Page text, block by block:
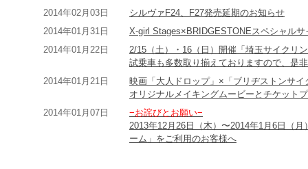
2014年02月03日
シルヴァF24、F27発売延期のお知らせ
2014年01月31日
X-girl Stages×BRIDGESTONEスペシャル
2014年01月22日
2/15（土）・16（日）開催「埼玉サイクリ
試乗車も多数取り揃えておりますので、是
2014年01月21日
映画「大人ドロップ」×「ブリヂストンサ
オリジナルメイキングムービーとチケット
2014年01月07日
−お詫びとお願い−
2013年12月26日（木）〜2014年1月6日（
ーム」をご利用のお客様へ